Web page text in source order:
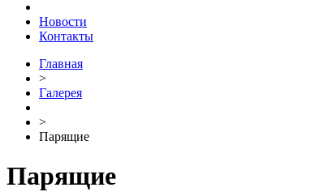
Новости
Контакты
Главная
>
Галерея
>
Парящие
Парящие